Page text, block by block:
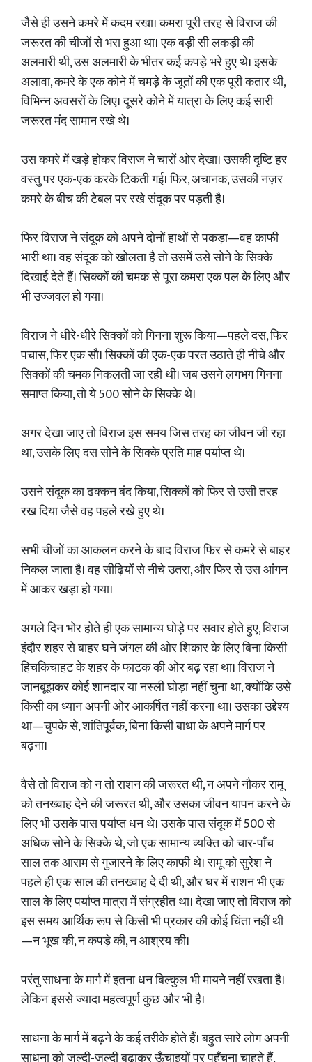
जैसे ही उसने कमरे में कदम रखा। कमरा पूरी तरह से विराज की
जरूरत की चीजों से भरा हुआ था। एक बड़ी सी लकड़ी की
अलमारी थी, उस अलमारी के भीतर कई कपड़े भरे हुए थे। इसके
अलावा, कमरे के एक कोने में चमड़े के जूतों की एक पूरी कतार थी,
विभिन्न अवसरों के लिए। दूसरे कोने में यात्रा के लिए कई सारी
जरूरत मंद सामान रखे थे।
उस कमरे में खड़े होकर विराज ने चारों ओर देखा। उसकी दृष्टि हर
वस्तु पर एक-एक करके टिकती गई। फिर, अचानक, उसकी नज़र
कमरे के बीच की टेबल पर रखे संदूक पर पड़ती है।
फिर विराज ने संदूक को अपने दोनों हाथों से पकड़ा—वह काफी
भारी था। वह संदूक को खोलता है तो उसमें उसे सोने के सिक्के
दिखाई देते हैं। सिक्कों की चमक से पूरा कमरा एक पल के लिए और
भी उज्जवल हो गया।
विराज ने धीरे-धीरे सिक्कों को गिनना शुरू किया—पहले दस, फिर
पचास, फिर एक सौ। सिक्कों की एक-एक परत उठाते ही नीचे और
सिक्कों की चमक निकलती जा रही थी। जब उसने लगभग गिनना
समाप्त किया, तो ये 500 सोने के सिक्के थे।
अगर देखा जाए तो विराज इस समय जिस तरह का जीवन जी रहा
था, उसके लिए दस सोने के सिक्के प्रति माह पर्याप्त थे।
उसने संदूक का ढक्कन बंद किया, सिक्कों को फिर से उसी तरह
रख दिया जैसे वह पहले रखे हुए थे।
सभी चीजों का आकलन करने के बाद विराज फिर से कमरे से बाहर
निकल जाता है। वह सीढ़ियों से नीचे उतरा, और फिर से उस आंगन
में आकर खड़ा हो गया।
अगले दिन भोर होते ही एक सामान्य घोड़े पर सवार होते हुए, विराज
इंदौर शहर से बाहर घने जंगल की ओर शिकार के लिए बिना किसी
हिचकिचाहट के शहर के फाटक की ओर बढ़ रहा था। विराज ने
जानबूझकर कोई शानदार या नस्ली घोड़ा नहीं चुना था, क्योंकि उसे
किसी का ध्यान अपनी ओर आकर्षित नहीं करना था। उसका उद्देश्य
था—चुपके से, शांतिपूर्वक, बिना किसी बाधा के अपने मार्ग पर
बढ़ना।
वैसे तो विराज को न तो राशन की जरूरत थी, न अपने नौकर रामू
को तनख्वाह देने की जरूरत थी, और उसका जीवन यापन करने के
लिए भी उसके पास पर्याप्त धन थे। उसके पास संदूक में 500 से
अधिक सोने के सिक्के थे, जो एक सामान्य व्यक्ति को चार-पाँच
साल तक आराम से गुजारने के लिए काफी थे। रामू को सुरेश ने
पहले ही एक साल की तनख्वाह दे दी थी, और घर में राशन भी एक
साल के लिए पर्याप्त मात्रा में संग्रहीत था। देखा जाए तो विराज को
इस समय आर्थिक रूप से किसी भी प्रकार की कोई चिंता नहीं थी
—न भूख की, न कपड़े की, न आश्रय की।
परंतु साधना के मार्ग में इतना धन बिल्कुल भी मायने नहीं रखता है।
लेकिन इससे ज्यादा महत्वपूर्ण कुछ और भी है।
साधना के मार्ग में बढ़ने के कई तरीके होते हैं। बहुत सारे लोग अपनी